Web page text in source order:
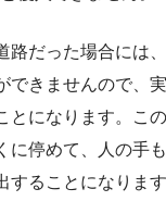
路だった場合には
できませんので、
とになります。こ
に停めて、人の手
することになります